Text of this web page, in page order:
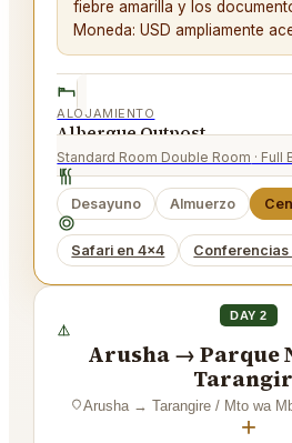
fiebre amarilla y los
Moneda: USD ampliamente
ALOJAMIENTO
Albergue Outpost
Standard Room Double Room · Full
Desayuno Almuerzo
Safari en 4x4 Conferencias
DAY 2
Arusha → Parque
Arusha→ Tarangire / Mto wa
+